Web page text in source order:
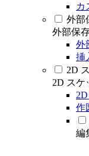
カ
外部
外部保
外
挿
2D
2D スケ
作
編